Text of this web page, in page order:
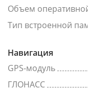
Объем
Тип встроенной
Навигация
GPS-модуль
ГЛОНАСС